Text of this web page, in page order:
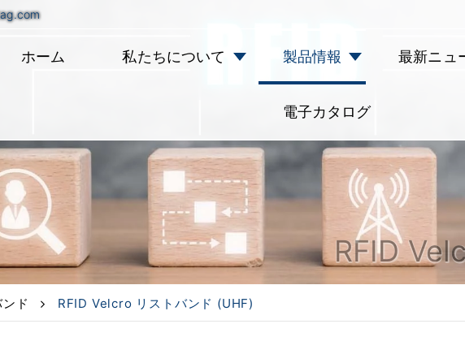
ホーム 私たちについて 製品情報 最新ニュ
電子カタログ
RFID
ド RFID Velcro リストバンド (UHF)